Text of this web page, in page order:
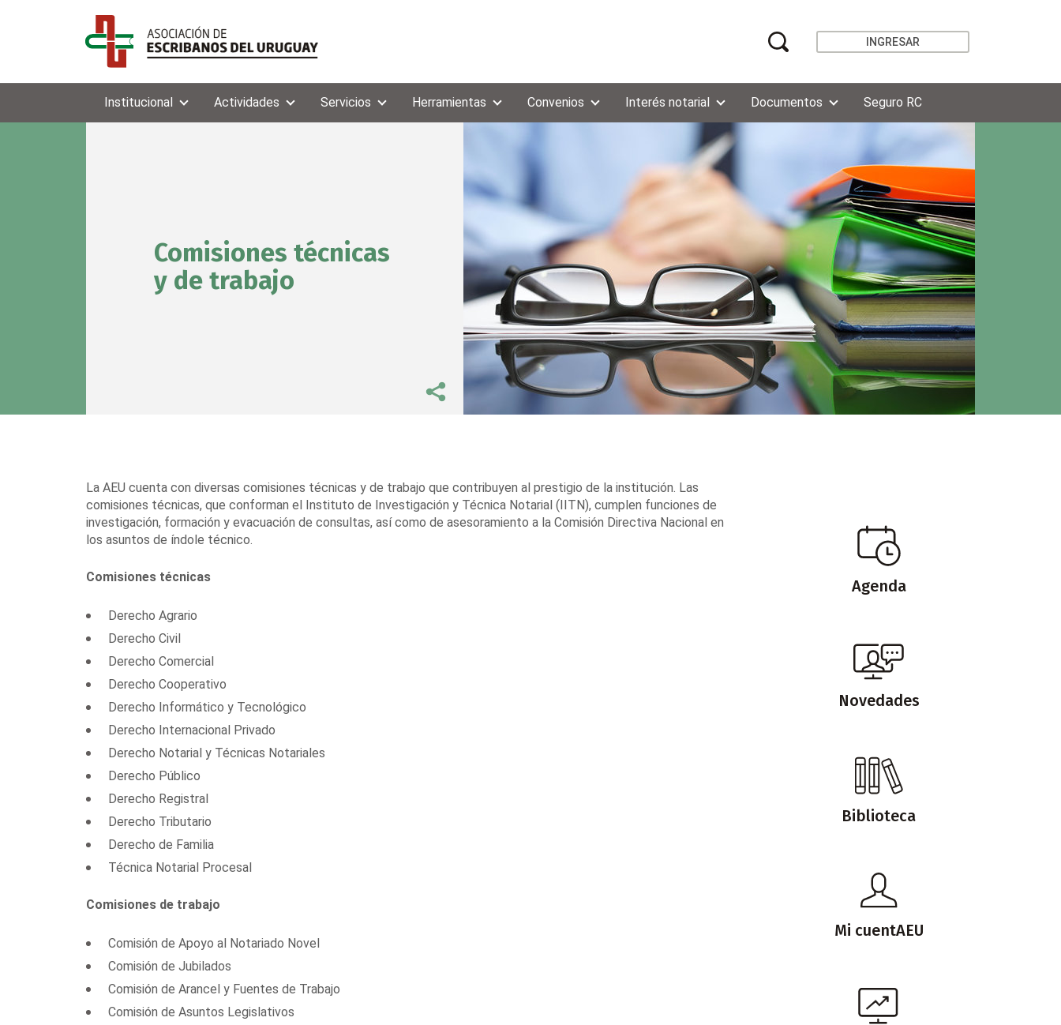
INGRESAR
Institucional Actividades Servicios Herramientas Convenios Interés notarial Documentos Seguro RC
Comisiones técnicas
y de trabajo
La AEU cuenta con diversas comisiones técnicas y de trabajo que contribuyen al prestigio de la institución. Las
comisiones técnicas, que conforman el Instituto de Investigación y Técnica Notarial (IITN), cumplen funciones de
investigación, formación y evacuación de consultas, así como de asesoramiento a la Comisión Directiva Nacional en
los asuntos de índole técnico.
Comisiones técnicas
Derecho Agrario
Derecho Civil
Derecho Comercial
Derecho Cooperativo
Derecho Informático y Tecnológico
Derecho Internacional Privado
Derecho Notarial y Técnicas Notariales
Derecho Público
Derecho Registral
Derecho Tributario
Derecho de Familia
Técnica Notarial Procesal
Comisiones de trabajo
Comisión de Apoyo al Notariado Novel
Comisión de Jubilados
Comisión de Arancel y Fuentes de Trabajo
Comisión de Asuntos Legislativos
Agenda
Novedades
Biblioteca
Mi cuentAEU